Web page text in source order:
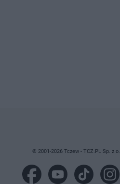
© 2001-2026 Tczew - TCZ.PL Sp. z